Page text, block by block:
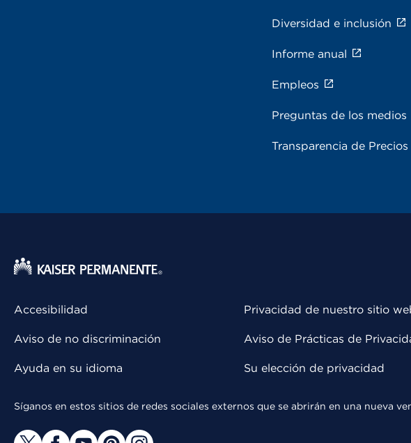
Diversidad e inclusión
Informe anual
Empleos
Preguntas de los medios
Transparencia de Precios
Accesibilidad
Aviso de no discriminación
Ayuda en su idioma
Privacidad de nuestro sitio
Aviso de Prácticas de
Su elección de privacidad
Síganos en estos sitios de redes sociales externos que se abrirán en una nueva